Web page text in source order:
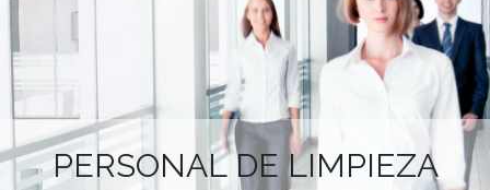
PERSONAL DE LIMPIEZA